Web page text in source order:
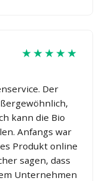
★★★★★
Der
kann die Bio
Anfangs war
Produkt online
sagen, dass
Unternehmen